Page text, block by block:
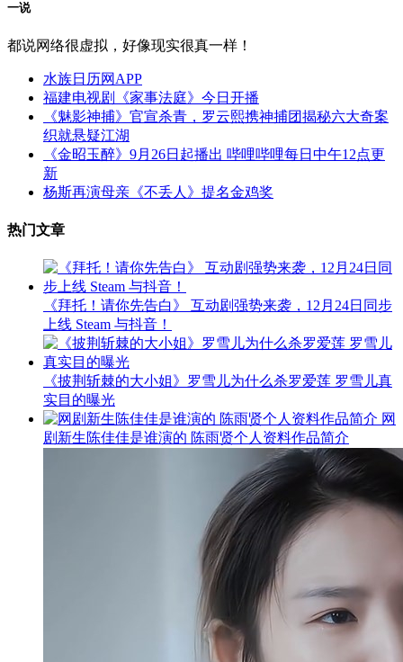
一说
都说网络很虚拟，好像现实很真一样！
水族日历网APP
福建电视剧《家事法庭》今日开播
《魅影神捕》官宣杀青，罗云熙携神捕团揭秘六大奇案
织就悬疑江湖
《金昭玉醉》9月26日起播出 哔哩哔哩每日中午12点更
新
杨斯再演母亲《不丢人》提名金鸡奖
热门文章
《拜托！请你先告白》 互动剧强势来袭，12月24日同步
上线 Steam 与抖音！
《披荆斩棘的大小姐》罗雪儿为什么杀罗爱莲 罗雪儿真
实目的曝光
网
剧新生陈佳佳是谁演的 陈雨贤个人资料作品简介